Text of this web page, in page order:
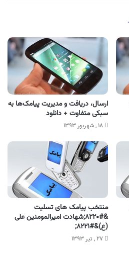
ارسال، دریافت و مدیریت پیامک‌ها به
سبکی متفاوت + دانلود
۱۸ , شهریور ۱۳۹۳
منتخب پیامک های تسلیت
&#۸۲۲۰;شهادت امیرالمومنین علی
(ع)&#۸۲۲۱;
۲۷ , تیر ۱۳۹۳